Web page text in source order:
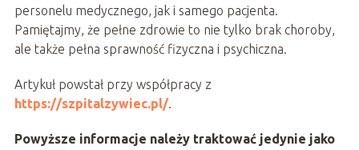
personelu medycznego, jak i samego pacjenta.
Pamiętajmy, że pełne zdrowie to nie tylko brak choroby,
ale także pełna sprawność fizyczna i psychiczna.
Artykuł powstał przy współpracy z
https://szpitalzywiec.pl/.
Powyższe informacje należy traktować jedynie jako